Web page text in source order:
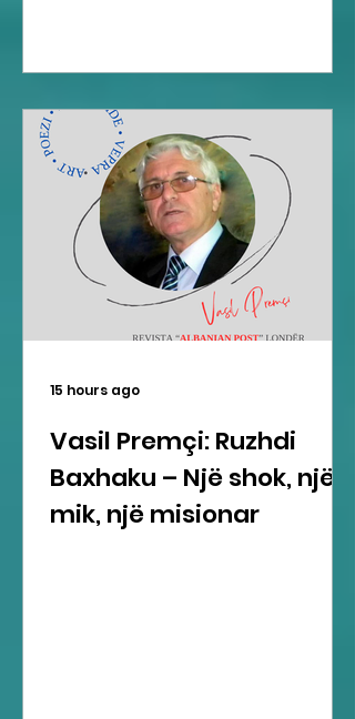
Vasil Premçi: Ruzhdi
Baxhaku – Një shok, një
mik, një misionar
15 hours ago